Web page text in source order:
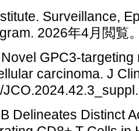
Surveillance,
2026年4月閲覧
GPC3-
carcinoma. J
Delineates Distinct